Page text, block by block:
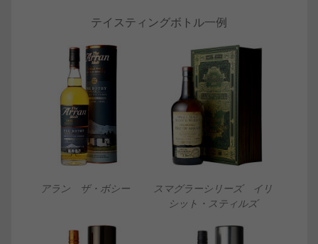
テイスティングボトル一例
アラン ザ・ボシー
スマグラーシリーズ イリ
シット・スティルズ